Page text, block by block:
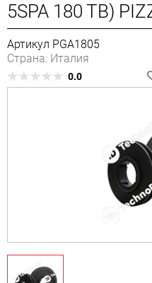
5SPA 180 TB)
Артикул PGA1805
Страна: Италия
0.0